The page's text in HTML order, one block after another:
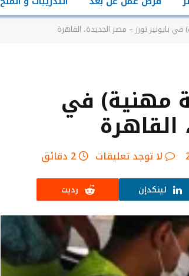
تورز – مصر الجديدة، القاهرة
مهنية) في
القاهرة
لا توجد تعليقات 2 دقائق
لينكدإن رديت